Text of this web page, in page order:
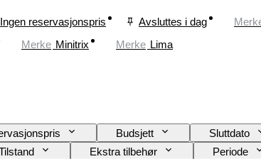
Ingen reservasjonspris Avsluttes i dag
Merke Minitrix Merke Lima
Budsjett Sluttdato
Ekstra tilbehør Periode